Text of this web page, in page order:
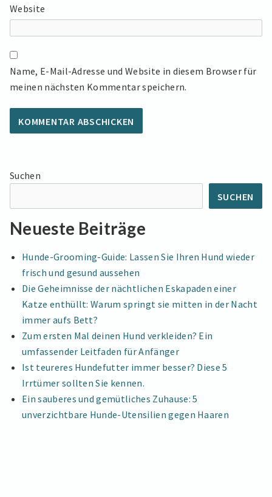
Website
Name, E-Mail-Adresse und Website in diesem Browser für
meinen nächsten Kommentar speichern.
Suchen
SUCHEN
Neueste Beiträge
Hunde-Grooming-Guide: Lassen Sie Ihren Hund wieder
frisch und gesund aussehen
Die Geheimnisse der nächtlichen Eskapaden einer
Katze enthüllt: Warum springt sie mitten in der Nacht
immer aufs Bett?
Zum ersten Mal deinen Hund verkleiden? Ein
umfassender Leitfaden für Anfänger
Ist teureres Hundefutter immer besser? Diese 5
Irrtümer sollten Sie kennen.
Ein sauberes und gemütliches Zuhause: 5
unverzichtbare Hunde-Utensilien gegen Haaren